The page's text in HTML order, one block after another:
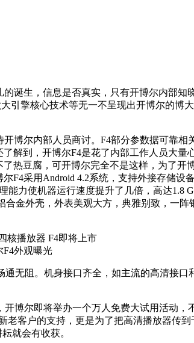
诞生，信息是否真实，只有开博尔内部知
擎核心技术等无一不呈现出开博尔的博
博尔内部人员商讨。F4部分参数据可靠相
解到，开博尔F4是花了内部工作人员大量
热豆腐，可开博尔完全不是这样，为了开
采用Android 4.2系统，支持外接存储设
力使机器运行速度提升了几倍，高达1.8
金外壳，外表美观大方，典雅别致，一
外观曝光
无阻。机身接口齐全，如主流的高清接
博尔即将举办一个万人免费大试用活动
客户的支持，更是为了把高清播放器传
就会有收获。